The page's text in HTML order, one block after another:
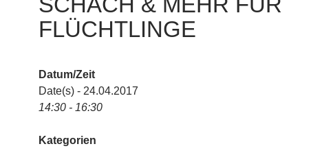
FLÜCHTLINGE
Datum/Zeit
Date(s) - 24.04.2017
14:30 - 16:30
Kategorien